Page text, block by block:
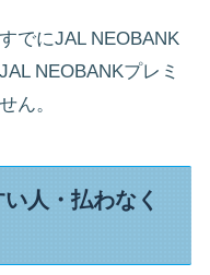
でにJAL NEOBANK
NEOBANKプレミ
ん。
人・払わなく